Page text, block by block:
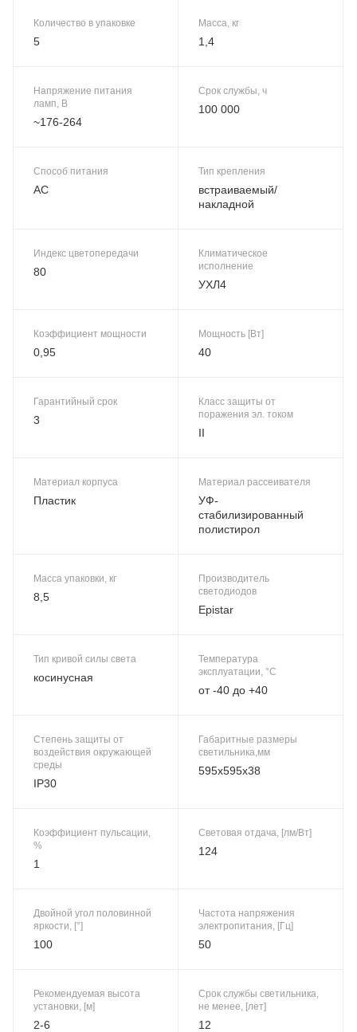
Количество в упаковке
5
Масса, кг
1,4
Напряжение питания
ламп, В
~176-264
Срок службы, ч
100 000
Способ питания
AC
Тип крепления
встраиваемый/
накладной
Индекс цветопередачи
80
Климатическое
исполнение
УХЛ4
Коэффициент мощности
0,95
Мощность [Вт]
40
Гарантийный срок
3
Класс защиты от
поражения эл. током
II
Материал корпуса
Пластик
Материал рассеивателя
УФ-
стабилизированный
полистирол
Масса упаковки, кг
8,5
Производитель
светодиодов
Epistar
Тип кривой силы света
косинусная
Температура
эксплуатации, °C
от -40 до +40
Степень защиты от
воздействия окружающей
среды
IP30
Габаритные размеры
светильника,мм
595x595x38
Коэффициент пульсации,
%
1
Световая отдача, [лм/Вт]
124
Двойной угол половинной
яркости, [°]
100
Частота напряжения
электропитания, [Гц]
50
Рекомендуемая высота
установки, [м]
2-6
Срок службы светильника,
не менее, [лет]
12